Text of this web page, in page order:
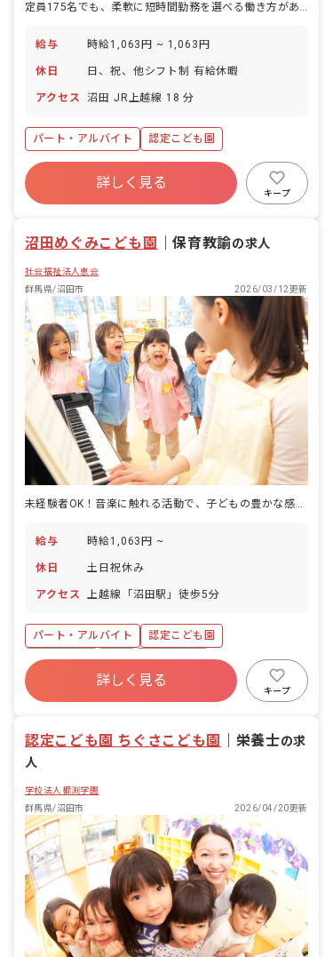
定員175名でも、柔軟に短時間勤務を選べる働き方がある園。
給与 時給1,063円 ~ 1,063円
休日 日、祝、他シフト制 有給休暇
アクセス 沼田 JR上越線 18 分
パート・アルバイト 認定こども園
詳しく見る
キープ
沼田めぐみこども園 ｜保育教諭の求人
社会福祉法人恵会
群馬県/沼田市
2026/03/12更新
未経験者OK！音楽に触れる活動で、子どもの豊かな感性を育てています。
給与 時給1,063円 ~
休日 土日祝休み
アクセス 上越線「沼田駅」徒歩5分
パート・アルバイト
認定こども園
土日祝休み
有給
残業少なめ
産休育休制度
社会福祉法人
車通勤可
詳しく見る
キープ
認定こども園 ちぐさこども園 栄養士の求
人
学校法人櫛渕学園
群馬県/沼田市
2026/04/20更新